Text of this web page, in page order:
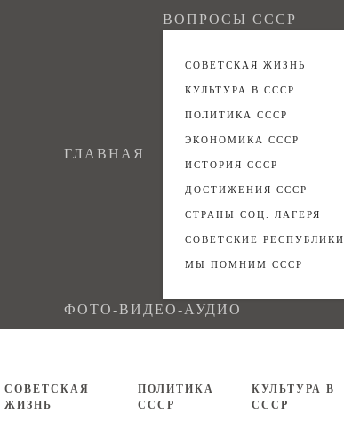
ГЛАВНАЯ
ВОПРОСЫ СССР
СОВЕТСКАЯ ЖИЗНЬ
КУЛЬТУРА В СССР
ПОЛИТИКА СССР
ЭКОНОМИКА СССР
ИСТОРИЯ СССР
ДОСТИЖЕНИЯ СССР
СТРАНЫ СОЦ. ЛАГЕРЯ
СОВЕТСКИЕ РЕСПУБЛИКИ
МЫ ПОМНИМ СССР
ФОТО-ВИДЕО-АУДИО
СОВЕТСКАЯ
ЖИЗНЬ
ПОЛИТИКА
СССР
КУЛЬТУРА В
СССР